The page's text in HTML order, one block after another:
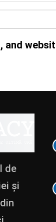
and
de
și